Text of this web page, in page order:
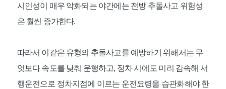
시인성이 매우 악화되는 야간에는 전방 추돌사고 위험성
은 훨씬 증가한다.
따라서 이같은 유형의 추돌사고를 예방하기 위해서는 무
엇보다 속도를 낮춰 운행하고, 정차 시에도 미리 감속해 서
행운전으로 정차지점에 이르는 운전요령을 습관화해야 한